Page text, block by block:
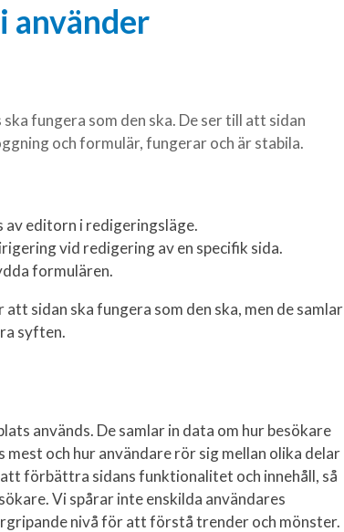
använder
fungera som den ska. De ser till att sidan
och formulär, fungerar och är stabila.
av editorn i redigeringsläge.
vid redigering av en specifik sida.
formulären.
sidan ska fungera som den ska, men de samlar
syften.
används. De samlar in data om hur besökare
och hur användare rör sig mellan olika delar
förbättra sidans funktionalitet och innehåll, så
Vi spårar inte enskilda användares
nivå för att förstå trender och mönster.